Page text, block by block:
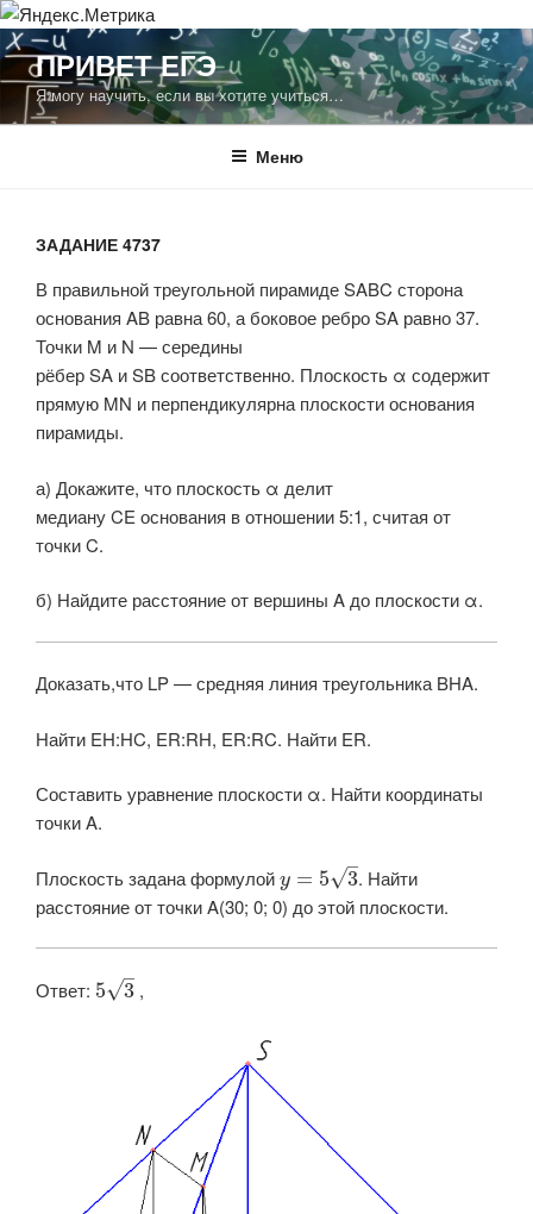
Перейти
содержимому
ПРИВЕТ ЕГЭ
Я могу научить, если вы хотите учиться…
Меню
ЗАДАНИЕ 4737
В правильной треугольной пирамидеSABC сторона
основания AB равна 60, а боковое реброSA равно 37.
Точки M и N —середины
рёберSA иSBсоответственно. Плоскость α содержит
прямую MN и перпендикулярна плоскости основания
пирамиды.
а) Докажите, что плоскость α делит
медиануCE основания в отношении5:1, считая от
точкиC.
б) Найдите расстояние от вершины A до плоскости α.
Доказать,что LP — средняя линия треугольника BHA.
Найти EH:HC, ER:RH, ER:RC. Найти ER.
Составить уравнение плоскости α. Найти координаты
точки A.
Плоскость задана формулой ​ y = 5 3
–
√ ​. Найти
расстояние от точки A(30; 0; 0) до этой плоскости.
Ответ: ​​ 5 3
–
√ ​​ ,